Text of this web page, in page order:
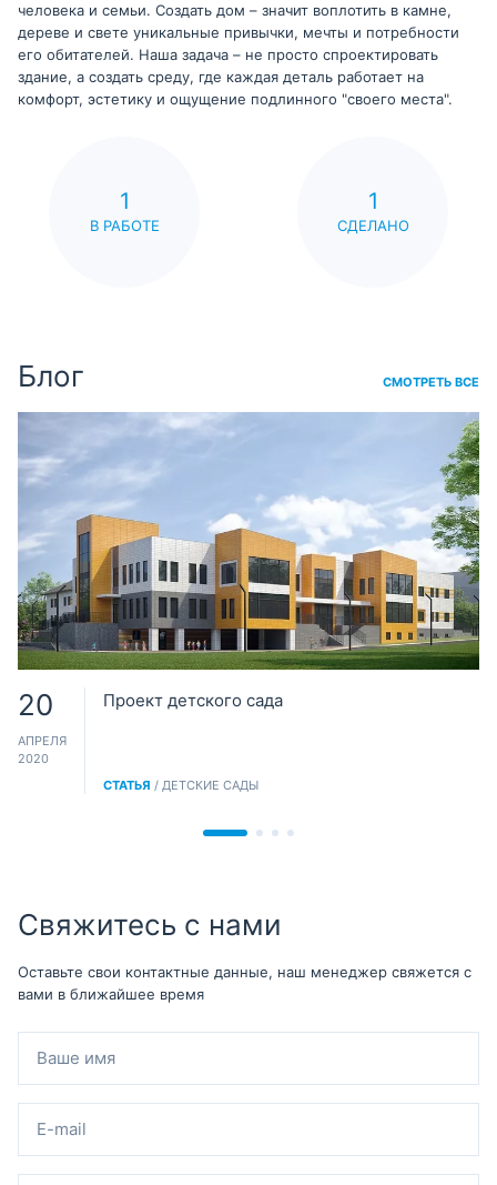
человека и семьи. Создать дом – значит воплотить в камне,
дереве и свете уникальные привычки, мечты и потребности
его обитателей. Наша задача – не просто спроектировать
здание, а создать среду, где каждая деталь работает на
комфорт, эстетику и ощущение подлинного "своего места".
1
В РАБОТЕ
1
СДЕЛАНО
Блог СМОТРЕТЬ ВСЕ
20
АПРЕЛЯ
2020
Проект детского сада
СТАТЬЯ / ДЕТСКИЕ САДЫ
Свяжитесь с нами
Оставьте свои контактные данные, наш менеджер свяжется с
вами в ближайшее время